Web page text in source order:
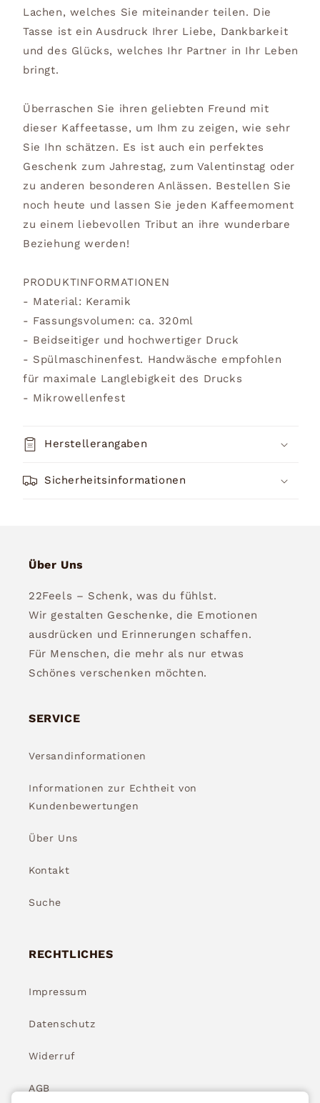
Lachen, welches Sie miteinander teilen. Die
Tasse ist ein Ausdruck Ihrer Liebe, Dankbarkeit
und des Glücks, welches Ihr Partner in Ihr Leben
bringt.
Überraschen Sie ihren geliebten Freund mit
dieser Kaffeetasse, um Ihm zu zeigen, wie sehr
Sie Ihn schätzen. Es ist auch ein perfektes
Geschenk zum Jahrestag, zum Valentinstag oder
zu anderen besonderen Anlässen. Bestellen Sie
noch heute und lassen Sie jeden Kaffeemoment
zu einem liebevollen Tribut an ihre wunderbare
Beziehung werden!
PRODUKTINFORMATIONEN
- Material: Keramik
- Fassungsvolumen: ca. 320ml
- Beidseitiger und hochwertiger Druck
- Spülmaschinenfest. Handwäsche empfohlen
für maximale Langlebigkeit des Drucks
- Mikrowellenfest
Herstellerangaben
Sicherheitsinformationen
Über Uns
22Feels – Schenk, was du fühlst.
Wir gestalten Geschenke, die Emotionen
ausdrücken und Erinnerungen schaffen.
Für Menschen, die mehr als nur etwas
Schönes verschenken möchten.
SERVICE
Versandinformationen
Informationen zur Echtheit von
Kundenbewertungen
Über Uns
Kontakt
Suche
RECHTLICHES
Impressum
Datenschutz
Widerruf
AGB